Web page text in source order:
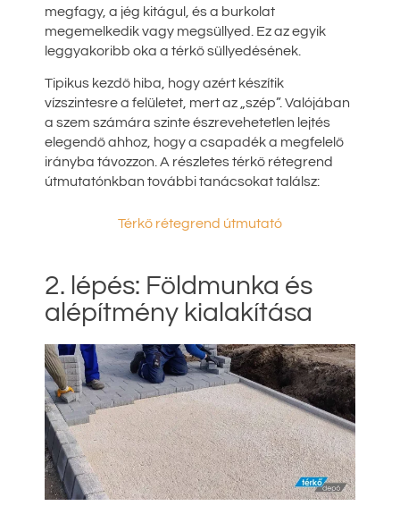
megfagy, a jég kitágul, és a burkolat
megemelkedik vagy megsüllyed. Ez az egyik
leggyakoribb oka a térkő süllyedésének.
Tipikus kezdő hiba, hogy azért készítik
vízszintesre a felületet, mert az „szép”. Valójában
a szem számára szinte észrevehetetlen lejtés
elegendő ahhoz, hogy a csapadék a megfelelő
irányba távozzon. A részletes térkő rétegrend
útmutatónkban további tanácsokat találsz:
Térkő rétegrend útmutató
2. lépés: Földmunka és
alépítmény kialakítása